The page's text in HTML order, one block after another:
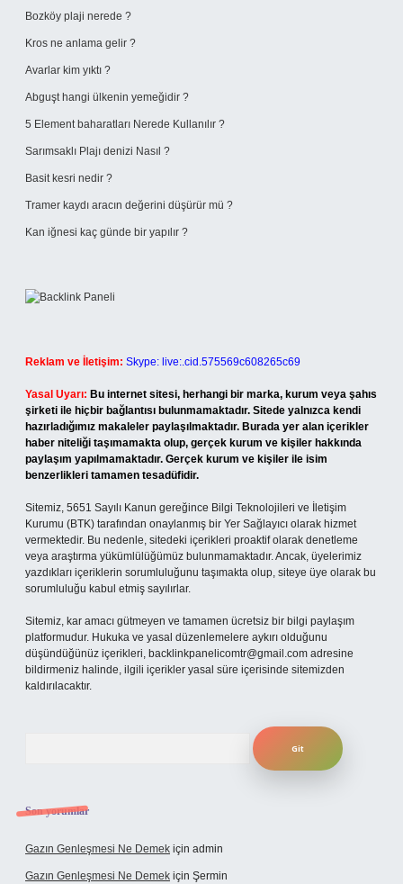
Bozköy plaji nerede ?
Kros ne anlama gelir ?
Avarlar kim yıktı ?
Abguşt hangi ülkenin yemeğidir ?
5 Element baharatları Nerede Kullanılır ?
Sarımsaklı Plajı denizi Nasıl ?
Basit kesri nedir ?
Tramer kaydı aracın değerini düşürür mü ?
Kan iğnesi kaç günde bir yapılır ?
Reklam ve İletişim: Skype: live:.cid.575569c608265c69
Yasal Uyarı: Bu internet sitesi, herhangi bir marka, kurum veya şahıs
şirketi ile hiçbir bağlantısı bulunmamaktadır. Sitede yalnızca kendi
hazırladığımız makaleler paylaşılmaktadır. Burada yer alan içerikler
haber niteliği taşımamakta olup, gerçek kurum ve kişiler hakkında
paylaşım yapılmamaktadır. Gerçek kurum ve kişiler ile isim
benzerlikleri tamamen tesadüfidir.
Sitemiz, 5651 Sayılı Kanun gereğince Bilgi Teknolojileri ve İletişim
Kurumu (BTK) tarafından onaylanmış bir Yer Sağlayıcı olarak hizmet
vermektedir. Bu nedenle, sitedeki içerikleri proaktif olarak denetleme
veya araştırma yükümlülüğümüz bulunmamaktadır. Ancak, üyelerimiz
yazdıkları içeriklerin sorumluluğunu taşımakta olup, siteye üye olarak bu
sorumluluğu kabul etmiş sayılırlar.
Sitemiz, kar amacı gütmeyen ve tamamen ücretsiz bir bilgi paylaşım
platformudur. Hukuka ve yasal düzenlemelere aykırı olduğunu
düşündüğünüz içerikleri, backlinkpanelicomtr@gmail.com adresine
bildirmeniz halinde, ilgili içerikler yasal süre içerisinde sitemizden
kaldırılacaktır.
Son yorumlar
Gazın Genleşmesi Ne Demek için admin
Gazın Genleşmesi Ne Demek için Şermin